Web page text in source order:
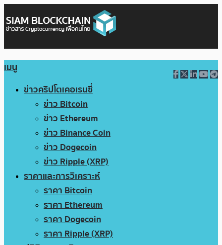
เมนู
ข่าวคริปโตเคอเรนซี่
ข่าว Bitcoin
ข่าว Ethereum
ข่าว Binance Coin
ข่าว Dogecoin
ข่าว Ripple (XRP)
ราคาและการวิเคราะห์
ราคา Bitcoin
ราคา Ethereum
ราคา Dogecoin
ราคา Ripple (XRP)